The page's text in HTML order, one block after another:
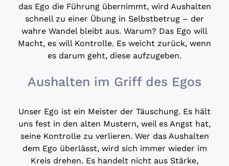
das Ego die Führung übernimmt, wird Aushalten
schnell zu einer Übung in Selbstbetrug – der
wahre Wandel bleibt aus. Warum? Das Ego will
Macht, es will Kontrolle. Es weicht zurück, wenn
es darum geht, diese aufzugeben.
Aushalten im Griff des Egos
Unser Ego ist ein Meister der Täuschung. Es hält
uns fest in den alten Mustern, weil es Angst hat,
seine Kontrolle zu verlieren. Wer das Aushalten
dem Ego überlässt, wird sich immer wieder im
Kreis drehen. Es handelt nicht aus Stärke,